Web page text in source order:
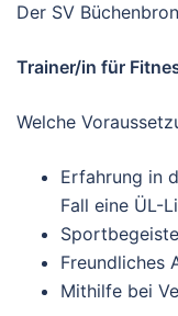
Der SV
Trainer/in für
Welche
Erfahrung in
Fall eine ÜL-
Freundliches
Mithilfe bei